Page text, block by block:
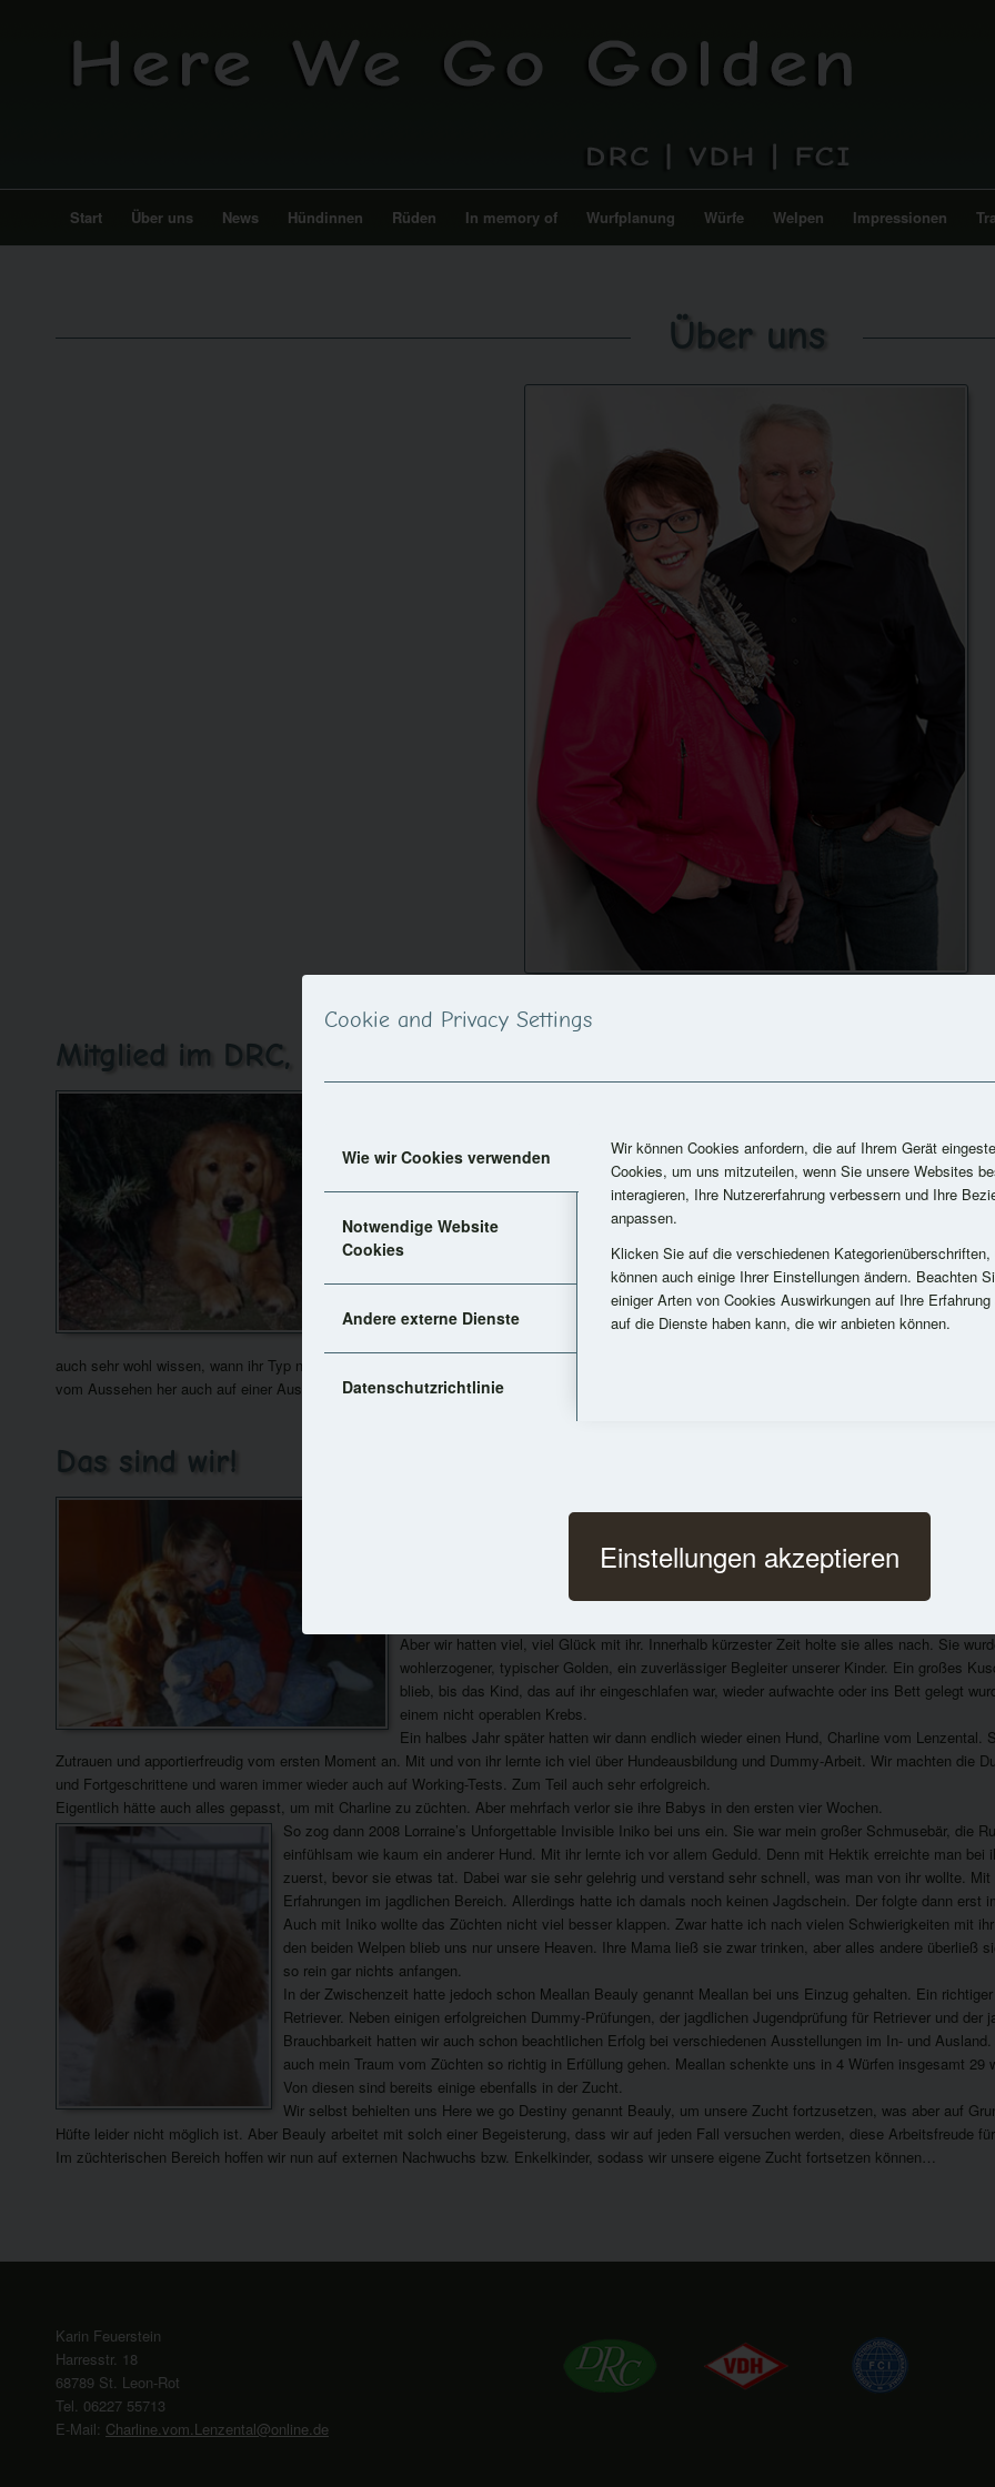
Cookie and Privacy Settings
Wie wir Cookies verwenden
Notwendige Website
Cookies
Andere externe Dienste
Datenschutzrichtlinie
Wir können Cookies anfordern, die auf Ihrem Gerät
Cookies, um uns mitzuteilen, wenn Sie unsere Websites
interagieren, Ihre Nutzererfahrung verbessern und Ihre
anpassen.
Klicken Sie auf die verschiedenen
können auch einige Ihrer Einstellungen ändern. Beachten
einiger Arten von Cookies Auswirkungen auf Ihre
auf die Dienste haben kann, die wir anbieten können.
Einstellungen akzeptieren
Start Über uns News Hündinnen Rüden In memory of Wurfplanung Würfe Welpen Impressionen
Über uns
Mitglied im DRC, VDH und FCI
Seit Juni 2006 haben wir die Berechtigung unter dem Namen „Here we go…“ Golden
DRC und damit auch dem VDH und der FCI. Dadurch haben Sie die Sicherheit, dass
Welpen nach den strengen Richtlinien dieser Vereine erfolgt.
Seit Sommer 2020 bin ich im DRC auch als Zuchtwart tätig.
Unser Zwingername
„Here we go“ bedeutet ungefähr soviel wie „Auf geht’s“. Diesen Zwingernamen habe
und auch meine Wunschvorstellung von den Hunden, die ich züchten möchte.
Es sollen Hunde sein, die Pep haben und gerne arbeiten. Die absolut aufgehen in
auch sehr wohl wissen, wann ihr Typ nicht gefragt ist, und dann in aller Ruhe darauf warten, bis sie wieder an der Reihe sind. Es sollen gesunde
vom Aussehen her auch auf einer Ausstellung eine Chance haben, so habe ich mein Ziel als Züchter erreicht.
Das sind wir!
Ich heiße Karin Feuerstein und wohne mit meinem Mann Georg und unseren Hunden ca.
Hunde waren schon immer ein wichtiger Bestandteil meines Lebens. Groß geworden bin
Dalmatiner Hündin Sierra. Unseren ersten Golden bekamen wir 1993 von einem
Vererbung hatten wir uns damals nicht gemacht. Wir wollten einen Golden Retriever und
Aber wir hatten viel, viel Glück mit ihr. Innerhalb kürzester Zeit holte sie alles nach. Sie
wohlerzogener, typischer Golden, ein zuverlässiger Begleiter unserer Kinder. Ein großes
blieb, bis das Kind, das auf ihr eingeschlafen war, wieder aufwachte oder ins Bett gelegt
einem nicht operablen Krebs.
Ein halbes Jahr später hatten wir dann endlich wieder einen Hund, Charline vom Lenzental.
Zutrauen und apportierfreudig vom ersten Moment an. Mit und von ihr lernte ich viel über Hundeausbildung und Dummy-Arbeit. Wir machten die
und Fortgeschrittene und waren immer wieder auch auf Working-Tests. Zum Teil auch sehr erfolgreich.
Eigentlich hätte auch alles gepasst, um mit Charline zu züchten. Aber mehrfach verlor sie ihre Babys in den ersten vier Wochen.
So zog dann 2008 Lorraine’s Unforgettable Invisible Iniko bei uns ein. Sie war mein großer Schmusebär, die
einfühlsam wie kaum ein anderer Hund. Mit ihr lernte ich vor allem Geduld. Denn mit Hektik erreichte man bei
zuerst, bevor sie etwas tat. Dabei war sie sehr gelehrig und verstand sehr schnell, was man von ihr wollte.
Erfahrungen im jagdlichen Bereich. Allerdings hatte ich damals noch keinen Jagdschein. Der folgte dann erst
Auch mit Iniko wollte das Züchten nicht viel besser klappen. Zwar hatte ich nach vielen Schwierigkeiten mit
den beiden Welpen blieb uns nur unsere Heaven. Ihre Mama ließ sie zwar trinken, aber alles andere überließ
so rein gar nichts anfangen.
In der Zwischenzeit hatte jedoch schon Meallan Beauly genannt Meallan bei uns Einzug gehalten. Ein
Retriever. Neben einigen erfolgreichen Dummy-Prüfungen, der jagdlichen Jugendprüfung für Retriever und der
Brauchbarkeit hatten wir auch schon beachtlichen Erfolg bei verschiedenen Ausstellungen im In- und
auch mein Traum vom Züchten so richtig in Erfüllung gehen. Meallan schenkte uns in 4 Würfen insgesamt 29
Von diesen sind bereits einige ebenfalls in der Zucht.
Wir selbst behielten uns Here we go Destiny genannt Beauly, um unsere Zucht fortzusetzen, was aber auf
Hüfte leider nicht möglich ist. Aber Beauly arbeitet mit solch einer Begeisterung, dass wir auf jeden Fall versuchen werden, diese Arbeitsfreude
Im züchterischen Bereich hoffen wir nun auf externen Nachwuchs bzw. Enkelkinder, sodass wir unsere eigene Zucht fortsetzen können…
Karin Feuerstein
Harresstr. 18
68789 St. Leon-Rot
Tel. 06227 55713
E-Mail: Charline.vom.Lenzental@online.de